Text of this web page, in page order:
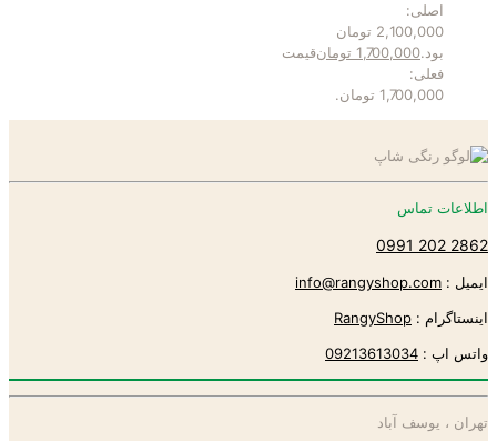
اصلی:
2,100,000 تومان
بود.1,700,000 تومانقیمت
فعلی:
1,700,000 تومان.
اطلاعات تماس
2862 202 0991
ایمیل : info@rangyshop.com
اینستاگرام : RangyShop
واتس اپ : 09213613034
تهران ، یوسف آباد